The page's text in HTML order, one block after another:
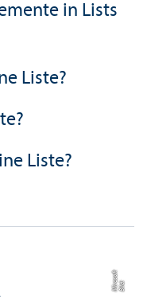
in Lists
Liste?
Liste?
Bil
d:
Mi
r
o
s
of
t